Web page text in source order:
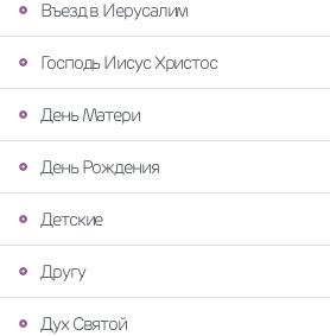
Въезд в Иерусалим
Господь Иисус Христос
День Матери
День Рождения
Детские
Другу
Дух Святой